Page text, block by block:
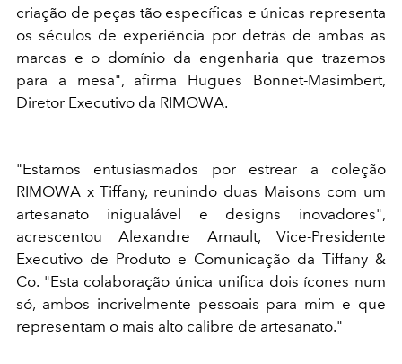
criação de peças tão específicas e únicas representa
os séculos de experiência por detrás de ambas as
marcas e o domínio da engenharia que trazemos
para a mesa", afirma Hugues Bonnet-Masimbert,
Diretor Executivo da RIMOWA.
"Estamos entusiasmados por estrear a coleção
RIMOWA x Tiffany, reunindo duas Maisons com um
artesanato inigualável e designs inovadores",
acrescentou Alexandre Arnault, Vice-Presidente
Executivo de Produto e Comunicação da Tiffany &
Co. "Esta colaboração única unifica dois ícones num
só, ambos incrivelmente pessoais para mim e que
representam o mais alto calibre de artesanato."